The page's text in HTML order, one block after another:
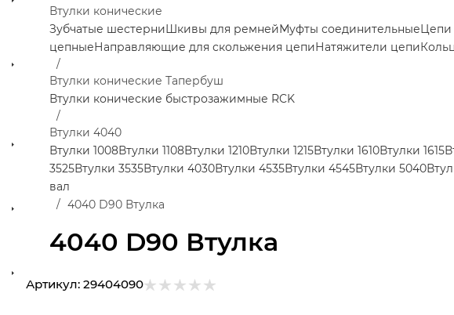
4040 D90 Втулка
Втулки конические
Зубчатые шестерниШкивы для ремнейМуфты соединительныеЦепи
цепныеНаправляющие для скольжения цепиНатяжители цепи
Втулки конические Тапербуш
Втулки конические быстрозажимные RCK
Втулки 4040
Втулки 1008Втулки 1108Втулки 1210Втулки 1215Втулки 1610Втулки 1615
3525Втулки 3535Втулки 4030Втулки 4535Втулки 4545Втулки 5040
вал
4040 D90 Втулка
Артикул: 29404090